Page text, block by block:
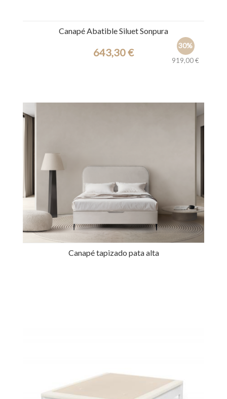
Canapé Abatible Siluet Sonpura
30%
919,00 €
643,30 €
Canapé tapizado pata alta